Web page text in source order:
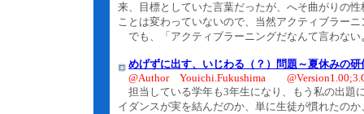
来、目標としていた言葉だったが、へそ曲がりの
ことは変わっていないので、当然アクティブラー
でも、「アクティブラーニングだなんて言わな
めげずに出す、いじわる（？）問題～夏休みの
@Author Youichi.Fukushima
担当している学年も3年生になり、もう私の出題
イダンスが実を結んだのか、単に生徒が慣れたの